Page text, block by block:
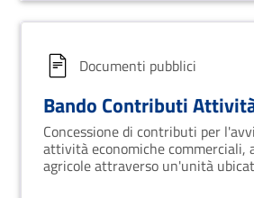
Documenti pubblici
Bando Contributi
Concessione di contributi per
attività economiche commerciali,
agricole attraverso un'unità